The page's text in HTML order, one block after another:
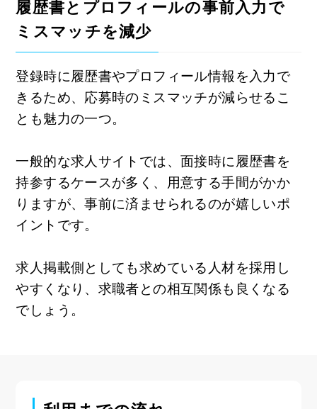
履歴書とプロフィールの事前入力で
ミスマッチを減少
登録時に履歴書やプロフィール情報を入力で
きるため、応募時のミスマッチが減らせるこ
とも魅力の一つ。
一般的な求人サイトでは、面接時に履歴書を
持参するケースが多く、用意する手間がかか
りますが、事前に済ませられるのが嬉しいポ
イントです。
求人掲載側としても求めている人材を採用し
やすくなり、求職者との相互関係も良くなる
でしょう。